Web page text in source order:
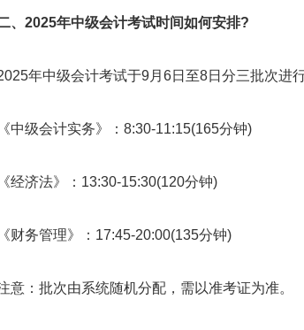
、2025年中级会计考试时间如何安排?
年中级会计考试于9月6日至8日分三批次进行
级会计实务》：8:30-11:15(165分钟)
济法》：13:30-15:30(120分钟)
务管理》：17:45-20:00(135分钟)
：批次由系统随机分配，需以准考证为准。